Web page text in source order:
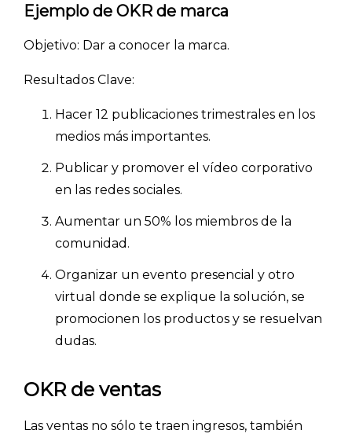
Ejemplo de OKR de marca
Objetivo: Dar a conocer la marca.
Resultados Clave:
Hacer 12 publicaciones trimestrales en los
medios más importantes.
Publicar y promover el vídeo corporativo
en las redes sociales.
Aumentar un 50% los miembros de la
comunidad.
Organizar un evento presencial y otro
virtual donde se explique la solución, se
promocionen los productos y se resuelvan
dudas.
OKR de ventas
Las ventas no sólo te traen ingresos, también